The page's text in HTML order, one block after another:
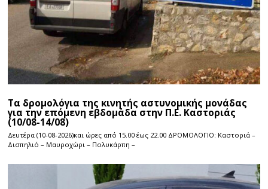
Τα δρομολόγια της κινητής αστυνομικής μονάδας
για την επόμενη εβδομάδα στην Π.Ε. Καστοριάς
(10/08-14/08)
Δευτέρα (10-08-2026)και ώρες από 15.00 έως 22.00 ΔΡΟΜΟΛΟΓΙΟ: Καστοριά –
Δισπηλιό – Μαυροχώρι – Πολυκάρπη –